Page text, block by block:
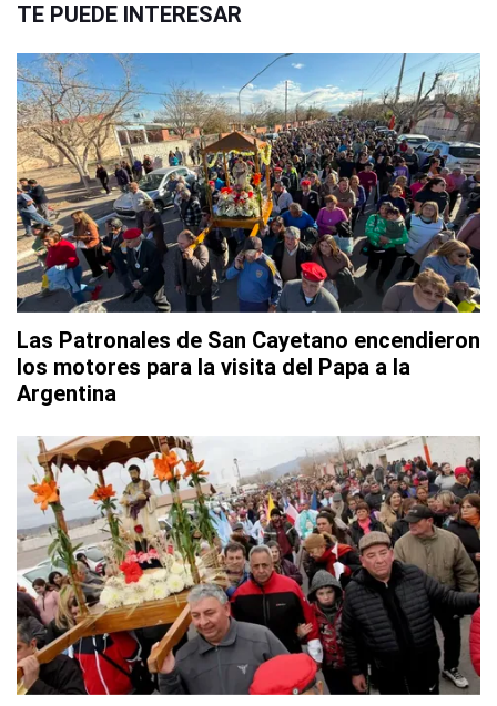
TE PUEDE INTERESAR
Las Patronales de San Cayetano encendieron
los motores para la visita del Papa a la
Argentina